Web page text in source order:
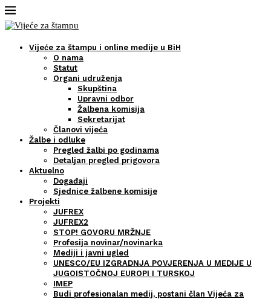
Vijeće za štampu i online medije u BiH
O nama
Statut
Organi udruženja
Skupština
Upravni odbor
Žalbena komisija
Sekretarijat
Članovi vijeća
Žalbe i odluke
Pregled žalbi po godinama
Detaljan pregled prigovora
Aktuelno
Događaji
Sjednice žalbene komisije
Projekti
JUFREX
JUFREX2
STOP! GOVORU MRŽNJE
Profesija novinar/novinarka
Mediji i javni ugled
UNESCO/EU IZGRADNJA POVJERENJA U MEDIJE U
JUGOISTOČNOJ EUROPI I TURSKOJ
IMEP
Budi profesionalan medij, postani član Vijeća za